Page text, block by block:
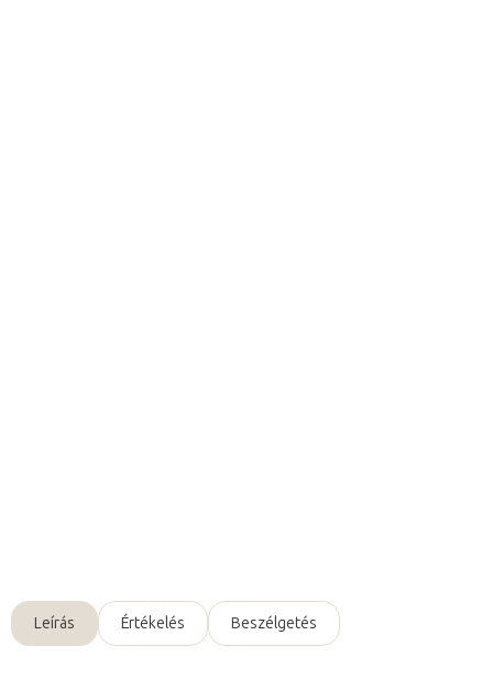
Leírás Értékelés Beszélgetés